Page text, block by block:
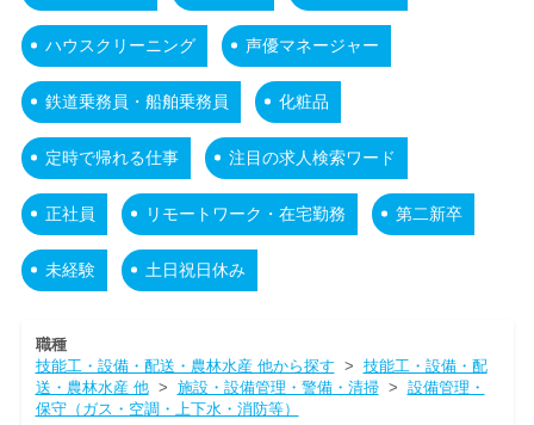
ハウスクリーニング 声優マネージャー
鉄道乗務員・船舶乗務員 化粧品
定時で帰れる仕事 注目の求人検索ワード
正社員 リモートワーク・在宅勤務 第二新卒
未経験 土日祝日休み
職種
技能工・設備・配送・農林水産 他から探す > 技能工・設備・配
送・農林水産 他> 施設・設備管理・警備・清掃> 設備管理・
保守（ガス・空調・上下水・消防等）